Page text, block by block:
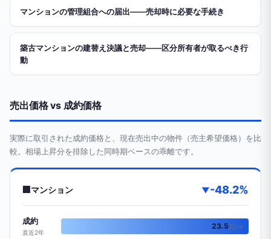
マンションの管理組合への届出——売却時に必要な手続き
築古マンションの建替え決議と売却——区分所有者が取るべき行
動
売出価格 vs 成約価格
実際に取引された成約価格と、現在売出中の物件（売主希望価格）を比
較。相場上昇分を排除した同時期ベースの乖離です。
マンション ▼-48.2%
成約
直近2年
23.5万/㎡